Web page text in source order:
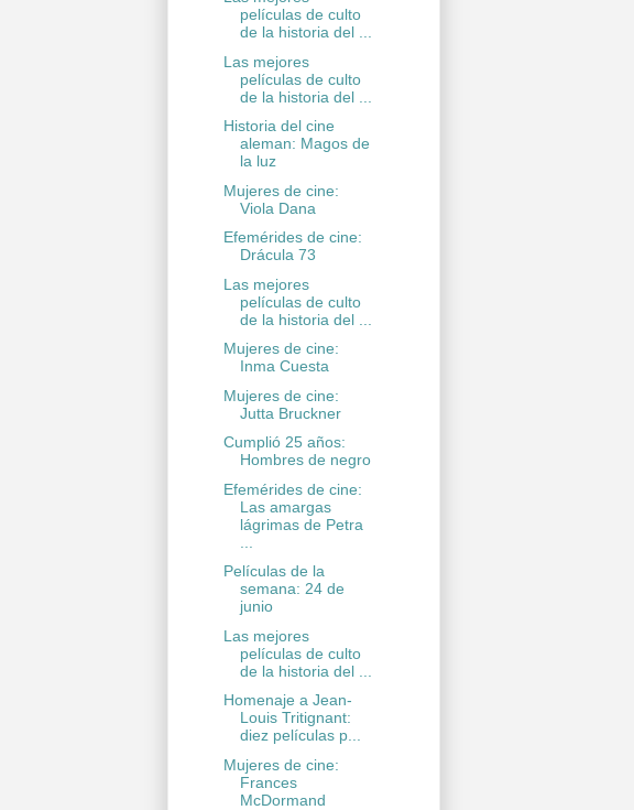
películas de culto
de la historia del ...
Las mejores
películas de culto
de la historia del ...
Historia del cine
aleman: Magos de
la luz
Mujeres de cine:
Viola Dana
Efemérides de cine:
Drácula 73
Las mejores
películas de culto
de la historia del ...
Mujeres de cine:
Inma Cuesta
Mujeres de cine:
Jutta Bruckner
Cumplió 25 años:
Hombres de negro
Efemérides de cine:
Las amargas
lágrimas de Petra
Películas de la
semana: 24 de
junio
Las mejores
películas de culto
de la historia del ...
Homenaje a Jean-
Louis Tritignant:
diez películas p...
Mujeres de cine:
Frances
McDormand